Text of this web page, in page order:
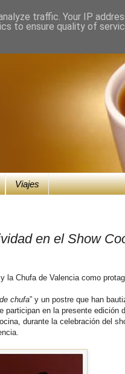
Viajes
en el Show
Chufa de Valencia como
chufa” y un postre que han
participan en la presente edición
durante la celebración del
traffic. Your IP
to ensure quality of